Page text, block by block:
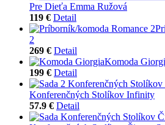
Pre Dieťa Emma Ružová
119 € Detail
2
269 € Detail
Komoda
199 € Detail
Konferenčných Stolíkov Infinity
57.9 € Detail